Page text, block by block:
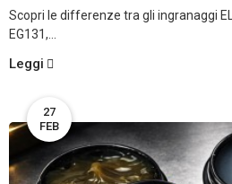
Scopri le differenze tra gli ingranaggi
EG131,...
Leggi
27
FEB